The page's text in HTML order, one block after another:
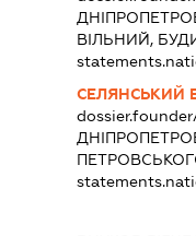
ВІЛЬНИЙ,
СЕЛЯНСЬКИЙ